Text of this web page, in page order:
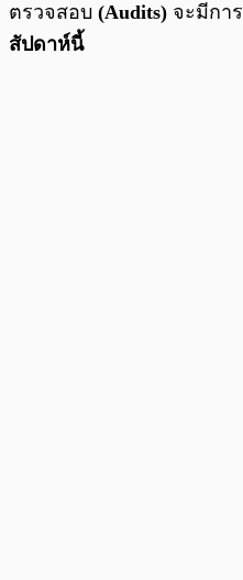
ตรวจสอบ (Audits) จะมีการ
สัปดาห์นี้